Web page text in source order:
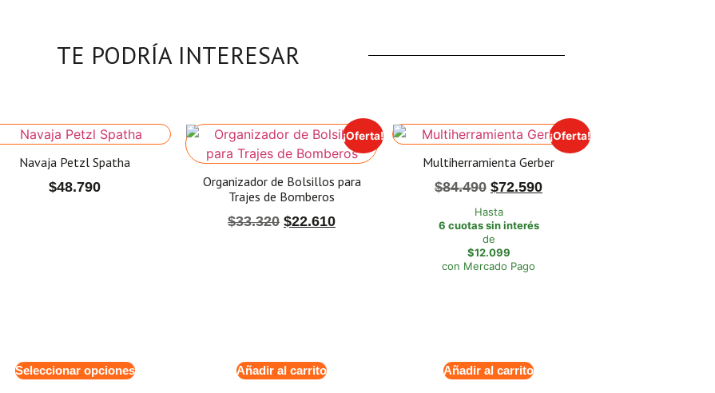
TE PODRÍA INTERESAR
Navaja Petzl Spatha
$48.790
Seleccionar opciones
¡Oferta!
Organizador de Bolsillos para
Trajes de Bomberos
$33.320 $22.610
Añadir al carrito
¡Oferta!
Multiherramienta Gerber
$84.490 $72.590
Hasta
6 cuotas sin interés
de
$12.099
con Mercado Pago
Añadir al carrito